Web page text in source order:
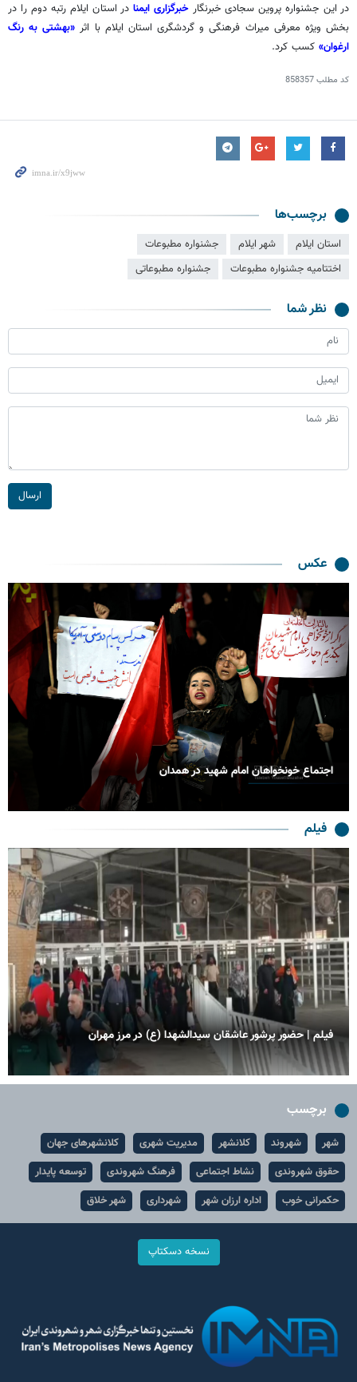
در این جشنواره پروین سجادی خبرنگار خبرگزاری ایمنا در استان ایلام رتبه دوم را در
بخش ویژه معرفی میراث فرهنگی و گردشگری استان ایلام با اثر«بهشتی به رنگ
ارغوان» کسب کرد.
کد مطلب858357
برچسب‌ها
استان ایلام شهر ایلام
جشنواره مطبوعات
اختتامیه جشنواره مطبوعات
جشنواره مطبوعاتی
نظر شما
ارسال
عکس
در همدان بدرقه حماسی رهبر شهید
فیلم
عاشقان سیدالشهدا (ع) در مرز مهران فیلم| موج عاشقی در
برچسب
شهر شهروند کلانشهر مدیریت شهری
کلانشهرهای جهان
حقوق شهروندی
نشاط اجتماعی فرهنگ شهروندی
توسعه پایدار
حکمرانی خوب
اداره ارزان شهر شهرداری شهر خلاق
نسخه دسکتاپ